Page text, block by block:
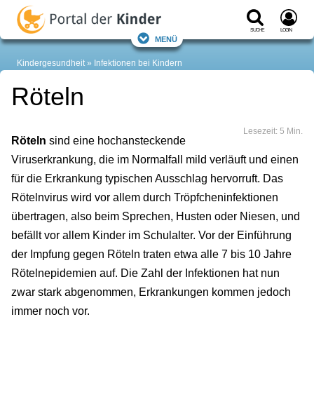
Suche Login
Menü
Kindergesundheit Infektionen bei Kindern
Röteln
Lesezeit: 5 Min.
Röteln sind eine hochansteckende
Viruserkrankung, die im Normalfall mild verläuft und einen
für die Erkrankung typischen Ausschlag hervorruft. Das
Rötelnvirus wird vor allem durch Tröpfcheninfektionen
übertragen, also beim Sprechen, Husten oder Niesen, und
befällt vor allem Kinder im Schulalter. Vor der Einführung
der Impfung gegen Röteln traten etwa alle 7 bis 10 Jahre
Rötelnepidemien auf. Die Zahl der Infektionen hat nun
zwar stark abgenommen, Erkrankungen kommen jedoch
immer noch vor.